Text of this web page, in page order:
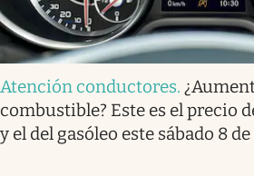
Atención conductores.
combustible? Este es el precio
y el del gasóleo este sábado 8